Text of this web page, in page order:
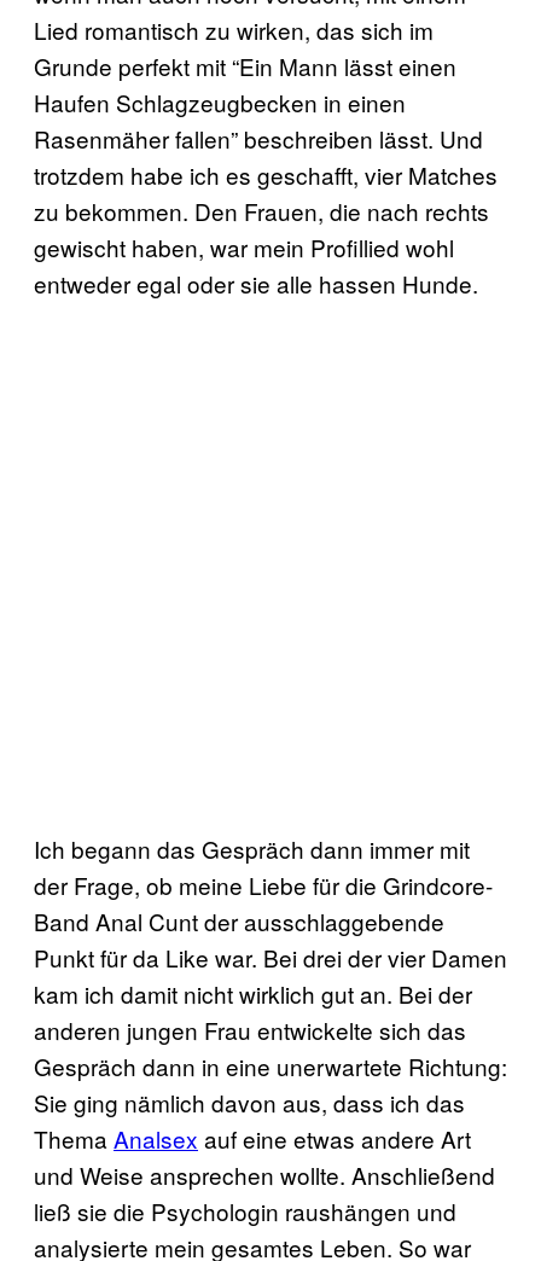
Lied romantisch zu wirken, das sich im
Grunde perfekt mit “Ein Mann lässt einen
Haufen Schlagzeugbecken in einen
Rasenmäher fallen” beschreiben lässt. Und
trotzdem habe ich es geschafft, vier Matches
zu bekommen. Den Frauen, die nach rechts
gewischt haben, war mein Profillied wohl
entweder egal oder sie alle hassen Hunde.
Ich begann das Gespräch dann immer mit
der Frage, ob meine Liebe für die Grindcore-
Band Anal Cunt der ausschlaggebende
Punkt für da Like war. Bei drei der vier Damen
kam ich damit nicht wirklich gut an. Bei der
anderen jungen Frau entwickelte sich das
Gespräch dann in eine unerwartete Richtung:
Sie ging nämlich davon aus, dass ich das
Thema Analsex auf eine etwas andere Art
und Weise ansprechen wollte. Anschließend
ließ sie die Psychologin raushängen und
analysierte mein gesamtes Leben. So war